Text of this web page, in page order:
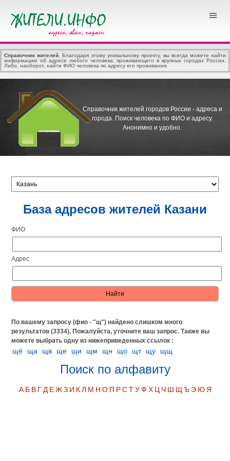
Справочник жителей . Благодаря этому уникальному проекту, вы всегда можете найти
информацию об адресе любого человека, проживающего в крупных городах России.
Либо, наоборот, найти ФИО человека по адресу его проживания.
Справочник жителей городов России - адреса и
города. Поиск человека по ФИО и адресу.
Анонимно и удобно.
База адресов жителей Казани
ФИО
Адрес
По вашему запросу (фио - "щ") найдено слишком много
результатов (3334). Пожалуйста, уточните ваш запрос.Также вы
можете выбрать одну из нижеприведенных ссылок :
щё ща щв ще щи щм щн що щт щу щщ
Поиск по алфавиту
А Б В Г Д Е Ж З И К Л М Н О П Р С Т У Ф Х Ц Ч Ш Щ Ъ Э Ю Я